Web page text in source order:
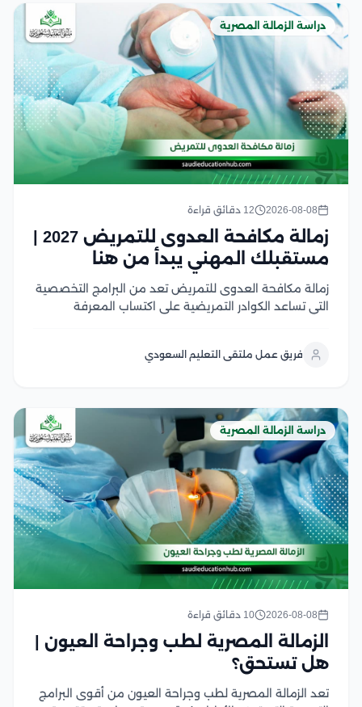
دراسة الزمالة المصرية
2026-08-08 12 دقائق قراءة
مستقبلك المهني يبدأ من هنا
زمالة مكافحة العدوى للتمريض تعد من البرامج التخصصية
التي تساعد الكوادر التمريضية على اكتساب المعرفة
تطبيق معايير السلامة والجودة في بيئة الرعاية الطبية في...
فريق عمل ملتقى التعليم السعودي
دراسة الزمالة المصرية
2026-08-08 10 دقائق قراءة
الزمالة المصرية لطب وجراحة العيون |
هل تستحق؟
تعد الزمالة المصرية لطب وجراحة العيون من أقوى البرامج